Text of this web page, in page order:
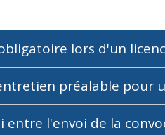
lors d'un
préalable pour
l'envoi de la